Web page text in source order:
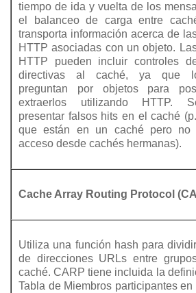
tiempo de ida y vuelta de los
el balanceo de carga entre
transporta información acerca de
HTTP asociadas con un objeto.
HTTP pueden incluir controles
directivas al caché, ya que
preguntan por objetos para
extraerlos utilizando HTTP.
presentar falsos hits en el caché
que están en un caché pero no
acceso desde cachés hermanas).
Cache Array Routing Protocol
Utiliza una función hash para
de direcciones URLs entre
caché. CARP tiene incluida la
Tabla de Miembros participantes